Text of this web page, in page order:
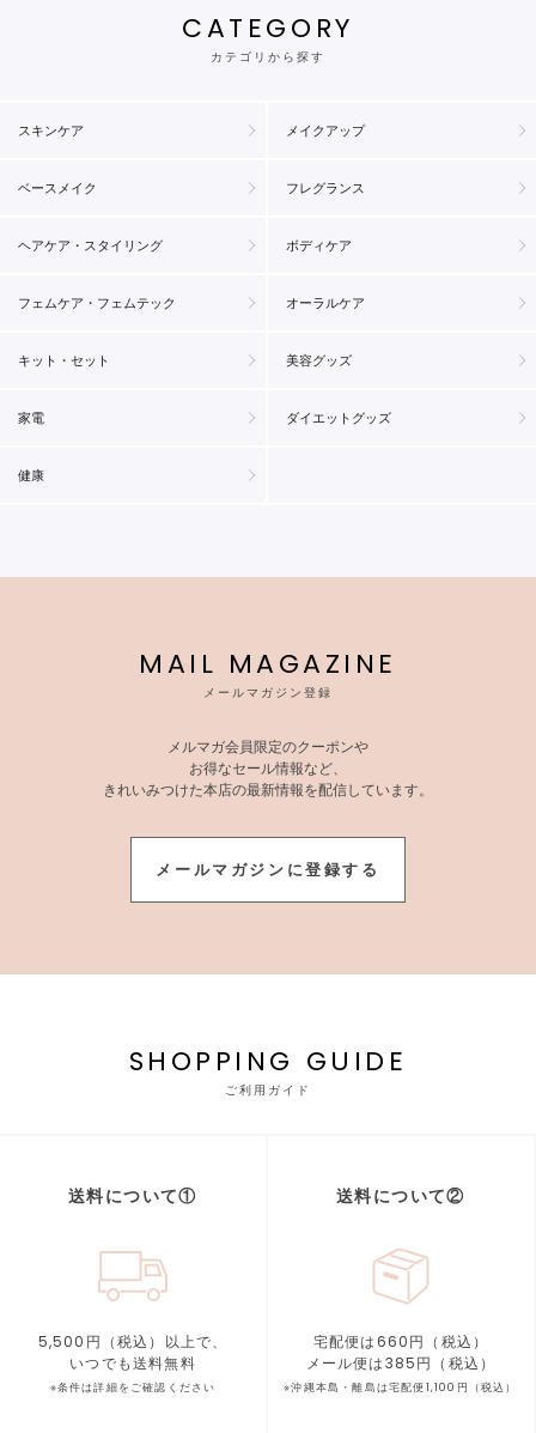
CATEGORY
カテゴリから探す
スキンケア メイクアップ
ベースメイク フレグランス
ヘアケア・スタイリング ボディケア
フェムケア・フェムテック オーラルケア
キット・セット 美容グッズ
家電 ダイエットグッズ
健康
MAIL MAGAZINE
メールマガジン登録
メルマガ会員限定のクーポンや
お得なセール情報など、
きれいみつけた本店の最新情報を配信しています。
メールマガジンに登録する
SHOPPING GUIDE
ご利用ガイド
送料について①
5,500円（税込）以上で、
いつでも送料無料
※条件は詳細をご確認ください
送料について②
宅配便は660円（税込）
メール便は385円（税込）
※沖縄本島・離島は宅配便1,100円（税込）